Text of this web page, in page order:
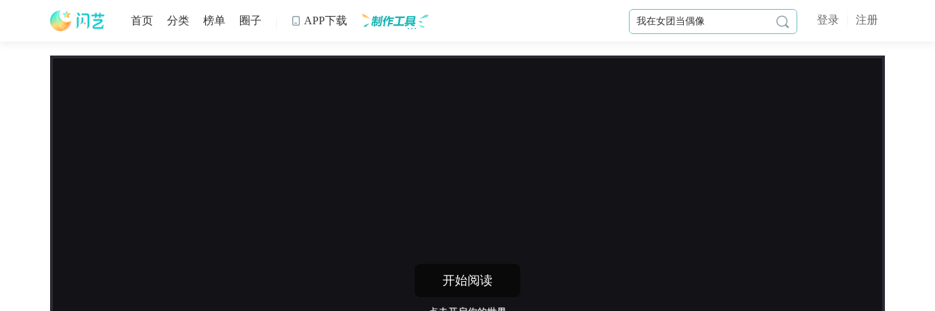
首页 分类 榜单 圈子  APP下载 登录 注册

开始阅读